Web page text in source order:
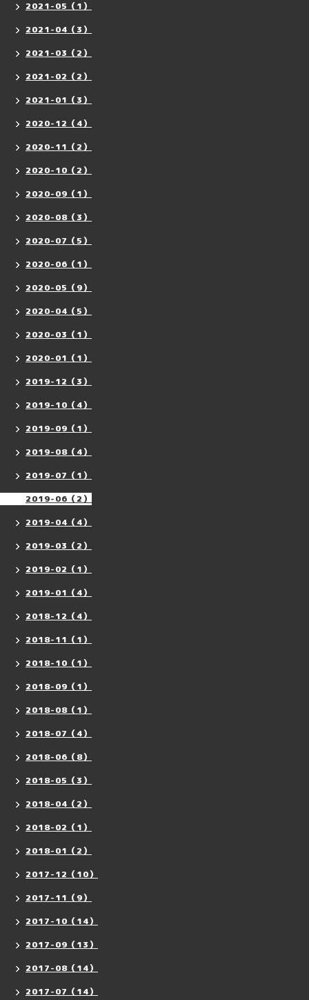
2021-05（1）
2021-04（3）
2021-03（2）
2021-02（2）
2021-01（3）
2020-12（4）
2020-11（2）
2020-10（2）
2020-09（1）
2020-08（3）
2020-07（5）
2020-06（1）
2020-05（9）
2020-04（5）
2020-03（1）
2020-01（1）
2019-12（3）
2019-10（4）
2019-09（1）
2019-08（4）
2019-07（1）
2019-06（2）
2019-04（4）
2019-03（2）
2019-02（1）
2019-01（4）
2018-12（4）
2018-11（1）
2018-10（1）
2018-09（1）
2018-08（1）
2018-07（4）
2018-06（8）
2018-05（3）
2018-04（2）
2018-02（1）
2018-01（2）
2017-12（10）
2017-11（9）
2017-10（14）
2017-09（13）
2017-08（14）
2017-07（14）